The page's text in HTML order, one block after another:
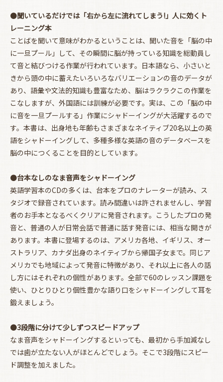
お買い物を続ける カートへ進む
●聞いているだけでは「右から左に流れてしまう!」人に効くト
レーニング本
ことばを聞いて意味がわかるということは、聞いた音を「脳の中
に一旦プール」して、その瞬間に脳が持っている知識を総動員し
て音と結びつける作業が行われています。日本語なら、小さいと
きから頭の中に蓄えたいろいろなバリエーションの音のデータが
あり、語彙や文法的知識も豊富なため、脳はラクラクこの作業を
こなしますが、外国語には訓練が必要です。実は、この「脳の中
に音を一旦プールする」作業にシャドーイングが大活躍するので
す。本書は、出身地も年齢もさまざまなネイティブ20名以上の英
語をシャドーイングして、多種多様な英語の音のデータベースを
脳の中につくることを目的としています。
●台本なしのなま音声をシャドーイング
英語学習本のCDの多くは、台本をプロのナレーターが読み、ス
タジオで録音されています。読み間違いは許されませんし、学習
者のお手本となるべくクリアに発音されます。こうしたプロの発
音と、普通の人が日常会話で普通に話す発音には、相当な開きが
あります。本書に登場するのは、アメリカ各地、イギリス、オー
ストラリア、カナダ出身のネイティブから帰国子女まで。同じア
メリカでも地域によって発音に特徴があり、それ以上に各人の話
し方にはそれぞれの個性があります。全部で60のレッスン課題を
使い、ひとりひとり個性豊かな語り口をシャドーイングして耳を
鍛えましょう。
●3段階に分けて少しずつスピードアップ
なま音声をシャドーイングするといっても、最初から手加減なし
では歯が立たない人がほとんどでしょう。そこで3段階にスピー
ド調整を加えました。